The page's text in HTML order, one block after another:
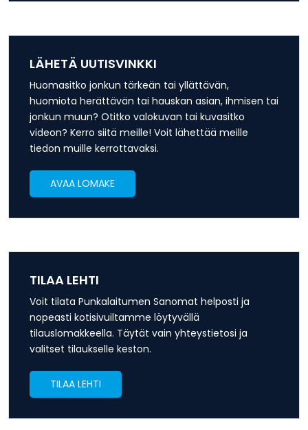
LÄHETÄ UUTISVINKKI
Huomasitko jonkun tärkeän tai yllättävän,
huomiota herättävän tai hauskan asian, ihmisen tai
jonkun muun? Otitko valokuvan tai kuvasitko
videon? Kerro siitä meille! Voit lähettää meille
tiedon muille kerrottavaksi.
AVAA LOMAKE
TILAA LEHTI
Voit tilata Punkalaitumen Sanomat helposti ja
nopeasti kotisivuiltamme löytyvällä
tilauslomakkeella. Täytät vain yhteystietosi ja
valitset tilaukselle keston.
TILAA LEHTI